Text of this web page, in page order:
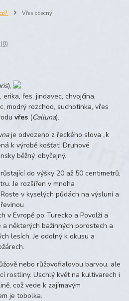
body peníze
čaj
Vřes obecný
),
řes, jindavec, chvojčina,
modrý rozchod, suchotinka, vřes
vřes (Calluna).
je odvozeno z řeckého slova „k
k výrobě košťat. Druhové
běžný, obyčejný.
do výšky 20 až 50 centimetrů,
Je rozšířen v mnoha
v kyselých půdách na výsluní a
v Evropě po Turecko a Povolží a
některých bažinných porostech a
lesích. Je odolný k okusu a
nebo růžovofialovou barvou, ale
rostliny. Uschlý květ na kultivarech i
což vede k zajímavým
je tobolka.